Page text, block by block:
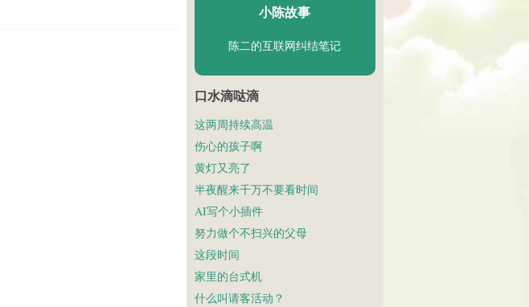
小陈故事
陈二的互联网纠结笔记
口水滴哒滴
这两周持续高温
伤心的孩子啊
黄灯又亮了
半夜醒来千万不要看时间
AI写个小插件
努力做个不扫兴的父母
这段时间
家里的台式机
什么叫请客活动？